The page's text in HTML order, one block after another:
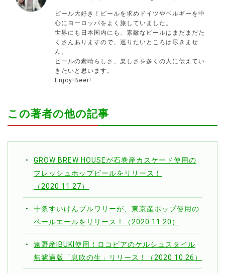
ビール大好き！ビールを求めドイツやベルギーを中
心にヨーロッパをよく旅していました。
世界にも日本国内にも、素敵なビールはまだまだた
くさんありますので、巡りたいところは尽きませ
ん。
ビールの素晴らしさ、楽しさを多くの人に伝えてい
きたいと思います。
Enjoy!Beer!
この著者の他の記事
GROW BREW HOUSEが石巻産カスケード使用の
フレッシュホップビールをリリース！
（2020.11.27）
十条すいけんブルワリーが、東京産ホップ使用の
ペールエールをリリース！（2020.11.20）
遠野産IBUKI使用！ロコビアのケルシュスタイル
無濾過版「息吹の生」リリース！（2020.10.26）